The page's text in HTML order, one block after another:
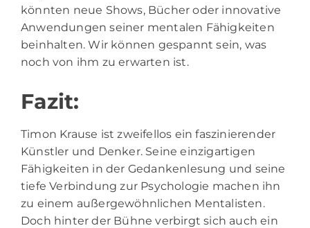
könnten neue Shows, Bücher oder innovative
Anwendungen seiner mentalen Fähigkeiten
beinhalten. Wir können gespannt sein, was
noch von ihm zu erwarten ist.
Fazit:
Timon Krause ist zweifellos ein faszinierender
Künstler und Denker. Seine einzigartigen
Fähigkeiten in der Gedankenlesung und seine
tiefe Verbindung zur Psychologie machen ihn
zu einem außergewöhnlichen Mentalisten.
Doch hinter der Bühne verbirgt sich auch ein